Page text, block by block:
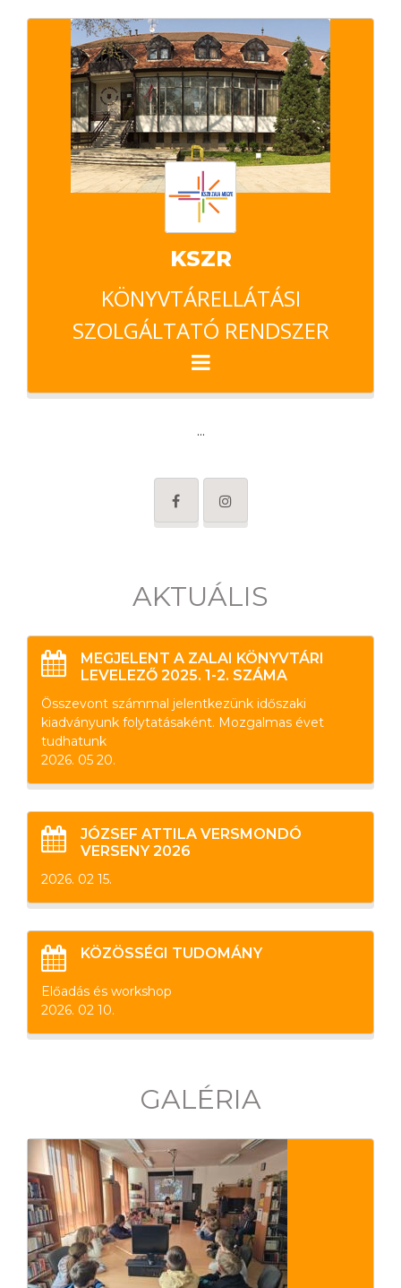
KSZR
KÖNYVTÁRELLÁTÁSI
SZOLGÁLTATÓ RENDSZER
...
AKTUÁLIS
MEGJELENT A ZALAI KÖNYVTÁRI
LEVELEZŐ 2025. 1-2. SZÁMA
Összevont számmal jelentkezünk időszaki
kiadványunk folytatásaként. Mozgalmas évet
tudhatunk
2026. 05 20.
JÓZSEF ATTILA VERSMONDÓ
VERSENY 2026
2026. 02 15.
KÖZÖSSÉGI TUDOMÁNY
Előadás és workshop
2026. 02 10.
GALÉRIA